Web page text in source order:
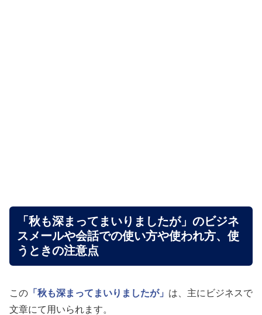
「秋も深まってまいりましたが」のビジネ
スメールや会話での使い方や使われ方、使
うときの注意点
この 「秋も深まってまいりましたが」 は、主にビジネスで
文章にて用いられます。